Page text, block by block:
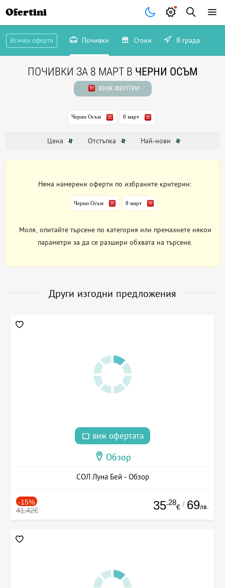
Ofertini
Всички оферти Почивки Стоки В града
ПОЧИВКИ ЗА 8 МАРТ В ЧЕРНИ ОСЪМ
ВИЖ ФИЛТРИ
Черни Осъм 8 март
Цена Отстъпка Най-нови
Няма намерени оферти по избраните критерии:
Черни Осъм 8 март
Моля, опитайте търсене по категория или премахнете някои
параметри за да се разшири обхвата на търсене.
Други изгодни предложения
виж офертата
Обзор
СОЛ Луна Бей - Обзор
-15%
41.42€ 35.28
€ / 69лв.